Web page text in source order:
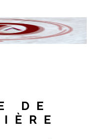
DE